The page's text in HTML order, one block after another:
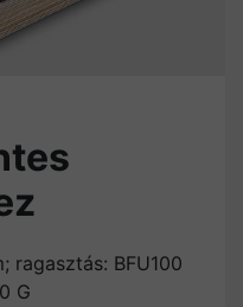
ragasztás: BFU100
G